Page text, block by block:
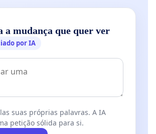
a mudança que quer ver
por IA
suas próprias palavras. A IA
petição sólida para si.